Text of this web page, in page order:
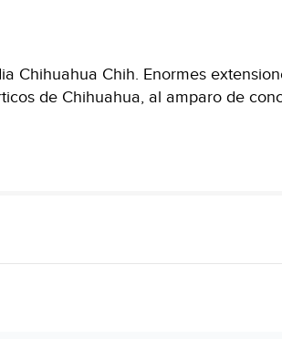
Chihuahua Chih. Enormes
de Chihuahua, al amparo de